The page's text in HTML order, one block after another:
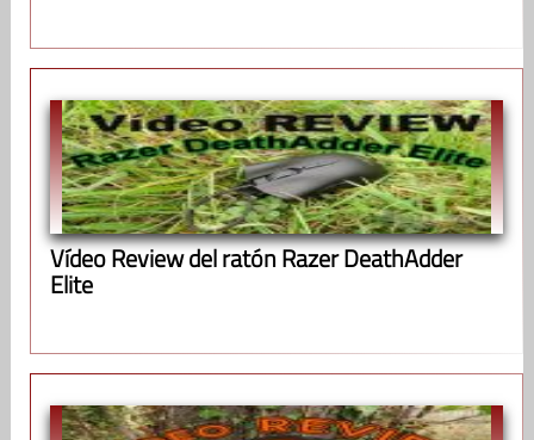
Vídeo Review del ratón Razer DeathAdder
Elite